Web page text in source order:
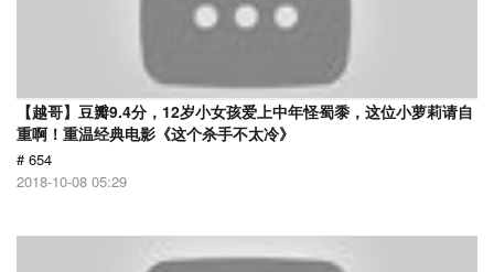
【越哥】豆瓣9.4分，12岁小女孩爱上中年怪蜀黍，这位小萝莉请自
重啊！重温经典电影《这个杀手不太冷》
# 654
2018-10-08 05:29